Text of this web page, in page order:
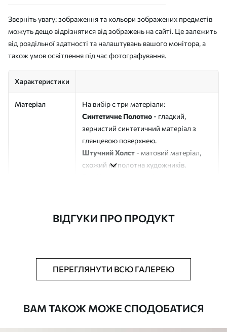
Зверніть увагу: зображення та кольори зображених предметів
можуть дещо відрізнятися від зображень на сайті. Це залежить
від роздільної здатності та налаштувань вашого монітора, а
також умов освітлення під час фотографування.
Характеристики
Матеріал
На вибір є три матеріали:
Синтетичне Полотно - гладкий,
зернистий синтетичний матеріал з
глянцевою поверхнею.
Штучний Холст - матовий матеріал,
схожий на полотна художників.
Додатково Можна додати лакове покриття.
ВІДГУКИ ПРО ПРОДУКТ
ПЕРЕГЛЯНУТИ ВСЮ ГАЛЕРЕЮ
ВАМ ТАКОЖ МОЖЕ СПОДОБАТИСЯ